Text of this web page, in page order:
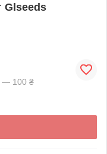
Glseeds
— 100 ₴